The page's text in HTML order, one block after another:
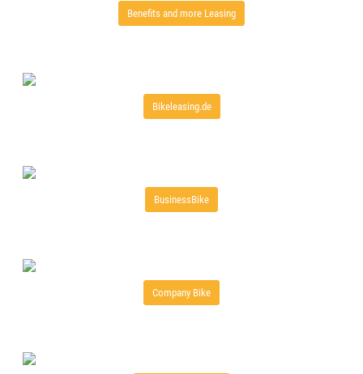
Benefits and more Leasing
Bikeleasing.de
BusinessBike
Company Bike